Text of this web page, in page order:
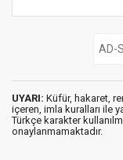
UYARI: Küfür, hakaret,
içeren, imla kuralları ile
Türkçe karakter
onaylanmamaktadır.